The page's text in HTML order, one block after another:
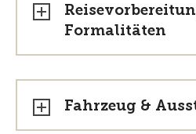
Formalitäten
Fahrzeug &